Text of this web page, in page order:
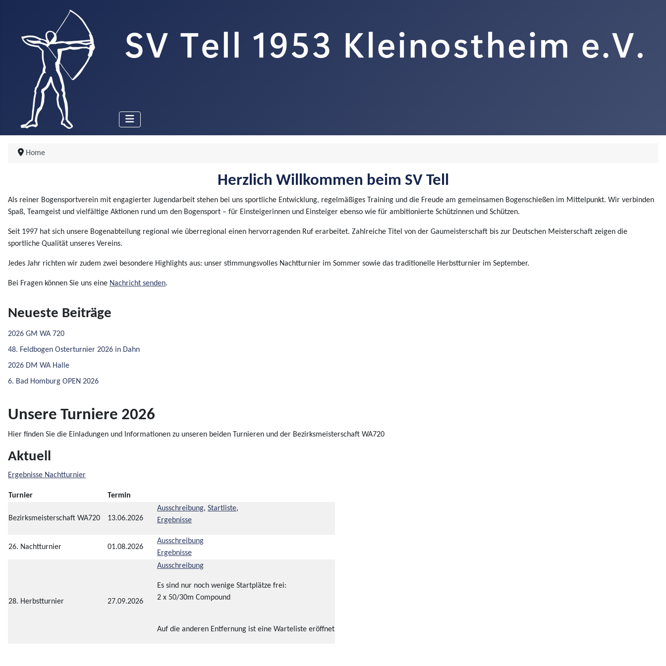
Home
Herzlich Willkommen beim SV Tell
Als reiner Bogensportverein mit engagierter Jugendarbeit stehen bei uns sportliche Entwicklung, regelmäßiges Training und die Freude am gemeinsamen Bogenschießen im Mittelpunkt. Wir verbinden
Spaß, Teamgeist und vielfältige Aktionen rund um den Bogensport – für Einsteigerinnen und Einsteiger ebenso wie für ambitionierte Schützinnen und Schützen.
Seit 1997 hat sich unsere Bogenabteilung regional wie überregional einen hervorragenden Ruf erarbeitet. Zahlreiche Titel von der Gaumeisterschaft bis zur Deutschen Meisterschaft zeigen die
sportliche Qualität unseres Vereins.
Jedes Jahr richten wir zudem zwei besondere Highlights aus: unser stimmungsvolles Nachtturnier im Sommer sowie das traditionelle Herbstturnier im September.
Bei Fragen können Sie uns eine Nachricht senden.
Neueste Beiträge
2026 GM WA 720
48. Feldbogen Osterturnier 2026 in Dahn
2026 DM WA Halle
6. Bad Homburg OPEN 2026
Unsere Turniere 2026
Hier finden Sie die Einladungen und Informationen zu unseren beiden Turnieren und der Bezirksmeisterschaft WA720
Aktuell
Ergebnisse Nachtturnier
Turnier Termin
Bezirksmeisterschaft WA720 13.06.2026
Ausschreibung, Startliste,
Ergebnisse
26. Nachtturnier 01.08.2026
Ausschreibung
Ergebnisse
28. Herbstturnier 27.09.2026
Ausschreibung
Es sind nur noch wenige Startplätze frei:
2 x 50/30m Compound
Auf die anderen Entfernung ist eine Warteliste eröffnet